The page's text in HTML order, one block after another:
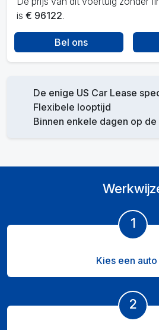
is € 96122.
Bel ons
De enige US Car Lease
Flexibele looptijd
Binnen enkele dagen op de
1
Kies een auto
2